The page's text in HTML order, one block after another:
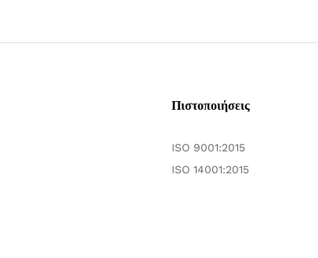
Πιστοποιήσεις
ISO 9001:2015
ISO 14001:2015